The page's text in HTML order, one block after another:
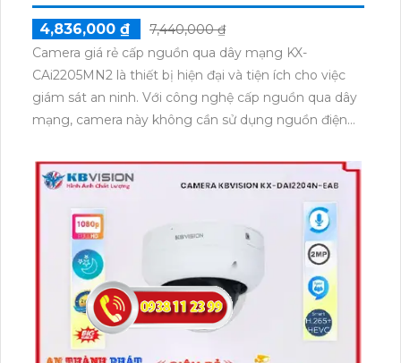
4,836,000 ₫
7,440,000 ₫
Camera giá rẻ cấp nguồn qua dây mạng KX-
CAi2205MN2 là thiết bị hiện đại và tiện ích cho việc
giám sát an ninh. Với công nghệ cấp nguồn qua dây
mạng, camera này không cần sử dụng nguồn điện
Camera KX-CAi2205MN2 có độ phân giải cao, hình
ảnh sắc nét, cho phép người dùng xem và ghi lại các
hình ảnh chất lượng. Ngoài ra, thiết bị này còn hỗ trợ
kết nối mạng wifi, giúp người dùng dễ dàng kiểm
soát từ xa thông qua ứng dụng di động.